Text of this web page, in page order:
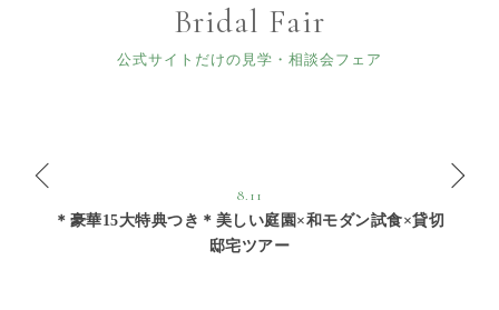
Bridal Fair
公式サイトだけの見学・相談会フェア
8.11
＊豪華15大特典つき＊美しい庭園×和モダン試食×貸切
邸宅ツアー